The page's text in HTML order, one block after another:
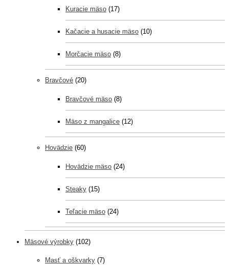
Kuracie mäso (17)
Kačacie a husacie mäso (10)
Morčacie mäso (8)
Bravčové (20)
Bravčové mäso (8)
Mäso z mangalice (12)
Hovädzie (60)
Hovädzie mäso (24)
Steaky (15)
Teľacie mäso (24)
Mäsové výrobky (102)
Masť a oškvarky (7)